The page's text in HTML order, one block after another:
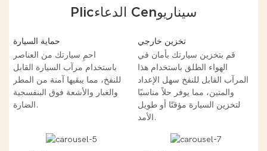
Plicالدعاء Cenسيناريو
حماية السيارة
احمِ سيارتك من العناصر
باستخدام مرآب السيارة القابل
للنفخ، مما يبقيها آمنة من المطر
والغبار والأشعة فوق البنفسجية
الضارة.
تخزين خارجي
قم بتخزين سيارتك بأمان في
الهواء الطلق باستخدام هذا
المرآب القابل للنفخ سهل الإعداد
والمتين، مما يوفر حلاً مناسبًا
لتخزين السيارة مؤقتًا أو طويل
الأمد.